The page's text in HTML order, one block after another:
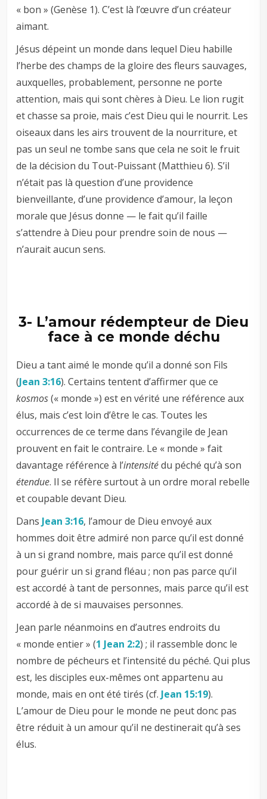
« bon » (Genèse 1). C’est là l’œuvre d’un créateur
aimant.
Jésus dépeint un monde dans lequel Dieu habille
l’herbe des champs de la gloire des fleurs sauvages,
auxquelles, probablement, personne ne porte
attention, mais qui sont chères à Dieu. Le lion rugit
et chasse sa proie, mais c’est Dieu qui le nourrit. Les
oiseaux dans les airs trouvent de la nourriture, et
pas un seul ne tombe sans que cela ne soit le fruit
de la décision du Tout-Puissant (Matthieu 6). S’il
n’était pas là question d’une providence
bienveillante, d’une providence d’amour, la leçon
morale que Jésus donne — le fait qu’il faille
s’attendre à Dieu pour prendre soin de nous —
n’aurait aucun sens.
3- L’amour rédempteur de Dieu
face à ce monde déchu
Dieu a tant aimé le monde qu’il a donné son Fils
(Jean 3:16). Certains tentent d’affirmer que ce
kosmos(« monde ») est en vérité une référence aux
élus, mais c’est loin d’être le cas. Toutes les
occurrences de ce terme dans l’évangile de Jean
prouvent en fait le contraire. Le « monde » fait
davantage référence à l’intensitédu péché qu’à son
étendue. Il se réfère surtout à un ordre moral rebelle
et coupable devant Dieu.
Dans Jean 3:16, l’amour de Dieu envoyé aux
hommes doit être admiré non parce qu’il est donné
à un si grand nombre, mais parce qu’il est donné
pour guérir un si grand fléau ; non pas parce qu’il
est accordé à tant de personnes, mais parce qu’il est
accordé à de si mauvaises personnes.
Jean parle néanmoins en d’autres endroits du
« monde entier » (1 Jean 2:2) ; il rassemble donc le
nombre de pécheurs et l’intensité du péché. Qui plus
est, les disciples eux-mêmes ont appartenu au
monde, mais en ont été tirés (cf. Jean 15:19).
L’amour de Dieu pour le monde ne peut donc pas
être réduit à un amour qu’il ne destinerait qu’à ses
élus.